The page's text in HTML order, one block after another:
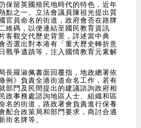
保留英國殖民地時代的特色，近年
點之一。立法會議員陳祖光提出質
官員命名的街道，政府會否在路牌
維碼，以便連結至國民教育資訊
客觀交代歷史背景，詳述當中典
否選出對本港有「重大歷史轉折意
戰爭遺蹟等，注入國情教育元素解
長羅淑佩書面回覆指，地政總署依
例》負責全港街道命名工作，若有
部門及民間提出的建議諮詢政府相
政事務處諮詢地區人士、組織和區
名的街道，路政署會負責進行保養
配合政策局和部門要求，商討合適
街名牌等。